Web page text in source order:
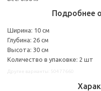
Подробнее
Ширина: 10 см
Глубина: 26 см
Высота: 30 см
Количество в упаковке: 2 шт